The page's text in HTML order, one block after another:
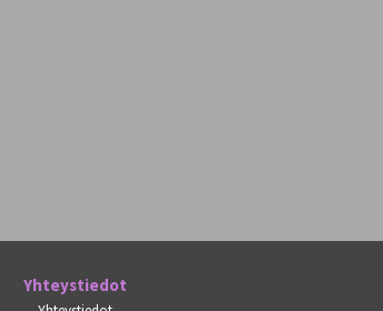
Yhteystiedot